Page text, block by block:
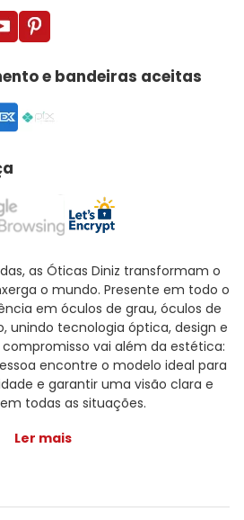
e bandeiras aceitas
as Óticas Diniz transformam o
o mundo. Presente em todo o
em óculos de grau, óculos de
unindo tecnologia óptica, design e
vai além da estética:
encontre o modelo ideal para
e garantir uma visão clara e
todas as situações.
Ler mais